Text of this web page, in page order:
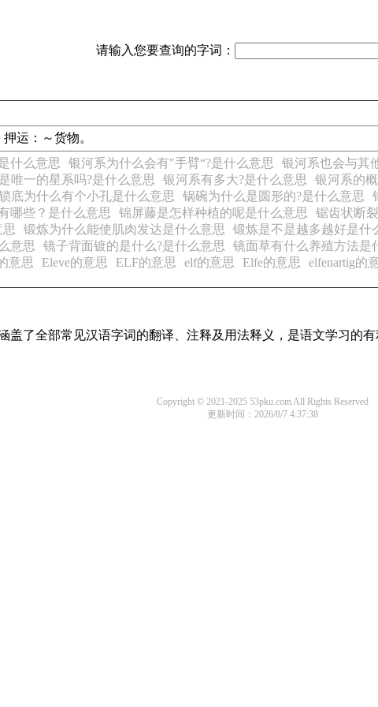
请输入您要查询的字词：
押运： ～货物。
什么意思 银河系为什么会有"手臂“?是什么意思 银河系也会与其
唯一的星系吗?是什么意思 银河系有多大?是什么意思 银河系的
底为什么有个小孔是什么意思 锅碗为什么是圆形的?是什么意思
哪些？是什么意思
锦屏藤是怎样种植的呢是什么意思 锯齿状断
锻炼为什么能使肌肉发达是什么意思 锻炼是不是越多越好是什
意思
镜子背面镀的是什么?是什么意思 镜面草有什么养殖方法是
意思 Eleve的意思 ELF的意思 elf的意思 Elfe的意思 elfenartig的
盖了全部常见汉语字词的翻译、注释及用法释义，是语文学习的有
Copyright © 2021-2025 53pku.com All Rights Reserved
更新时间：2026/8/7 4:37:38